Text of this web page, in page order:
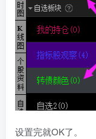
设置完就OK了。